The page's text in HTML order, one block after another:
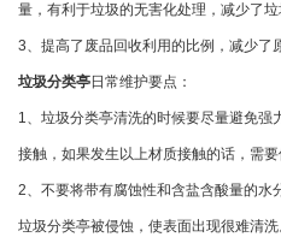
量，有利于垃圾的无害化处理，减少了
3、提高了废品回收利用的比例，减少了
垃圾分类亭日常维护要点：
1、垃圾分类亭清洗的时候要尽量避免强
接触，如果发生以上材质接触的话，需要
2、不要将带有腐蚀性和含盐含酸量的水
垃圾分类亭被侵蚀，使表面出现很难清洗